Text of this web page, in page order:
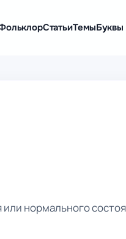
СтатьиТемыБуквы
нормального